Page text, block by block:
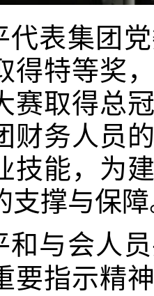
代表集团
得特等奖
赛取得总
财务人员
技能，为
支撑与保
和与会人
要指示精